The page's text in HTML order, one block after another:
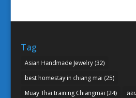
Tag
Asian Handmade Jewelry(32)
best homestay in chiang mai (25)
Muay Thai training Chiangmai (24) คอ